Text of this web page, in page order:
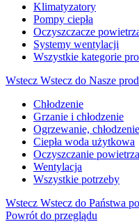
Klimatyzatory
Pompy ciepła
Oczyszczacze
Systemy wentylacji
Wszystkie kategorie
Wstecz Wstecz do Nasze
Chłodzenie
Grzanie i chłodzenie
Ogrzewanie,
Ciepła woda użytkowa
Oczyszczanie powietrza
Wentylacja
Wszystkie potrzeby
Wstecz Wstecz do Państwa
Powrót do przeglądu